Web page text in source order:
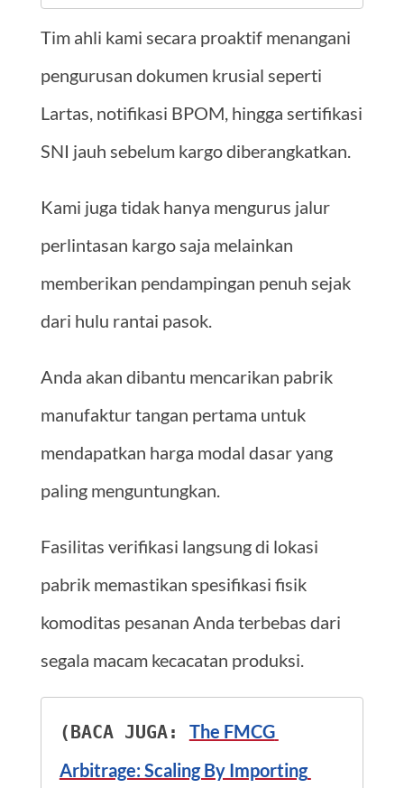
Tim ahli kami secara proaktif menangani
pengurusan dokumen krusial seperti
Lartas, notifikasi BPOM, hingga sertifikasi
SNI jauh sebelum kargo diberangkatkan.
Kami juga tidak hanya mengurus jalur
perlintasan kargo saja melainkan
memberikan pendampingan penuh sejak
dari hulu rantai pasok.
Anda akan dibantu mencarikan pabrik
manufaktur tangan pertama untuk
mendapatkan harga modal dasar yang
paling menguntungkan.
Fasilitas verifikasi langsung di lokasi
pabrik memastikan spesifikasi fisik
komoditas pesanan Anda terbebas dari
segala macam kecacatan produksi.
(BACA JUGA: The FMCG
Arbitrage: Scaling By Importing